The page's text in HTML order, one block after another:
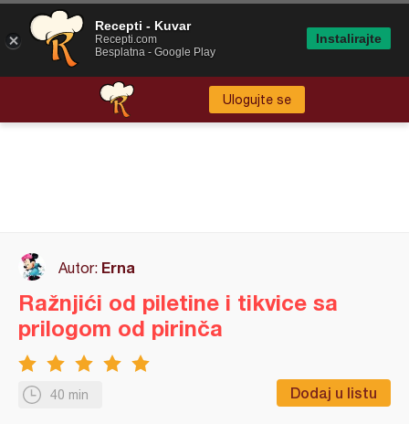
Ulogujte se
Autor: Erna
40 min Dodaj u listu
Ražnjići od piletine i tikvice sa
prilogom od pirinča
Recepti - Kuvar
Recepti.com
Besplatna - Google Play
Instalirajte